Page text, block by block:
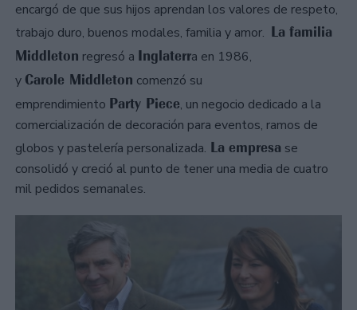
encargó de que sus hijos aprendan los valores de respeto,
trabajo duro, buenos modales, familia y amor. La familia
Middleton regresó a Inglaterra en 1986,
y Carole Middleton comenzó su
emprendimiento Party Piece, un negocio dedicado a la
comercialización de decoración para eventos, ramos de
globos y pastelería personalizada. La empresa se
consolidó y creció al punto de tener una media de cuatro
mil pedidos semanales.